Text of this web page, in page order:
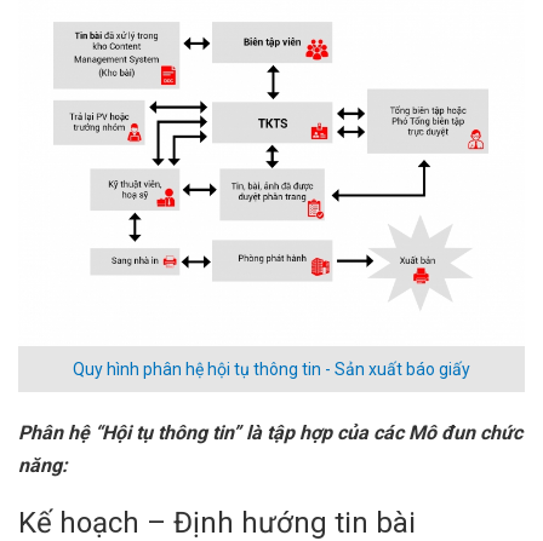
Quy hình phân hệ hội tụ thông tin - Sản xuất báo giấy
Phân hệ “Hội tụ thông tin” là tập hợp của các Mô đun chức
năng:
Kế hoạch – Định hướng tin bài